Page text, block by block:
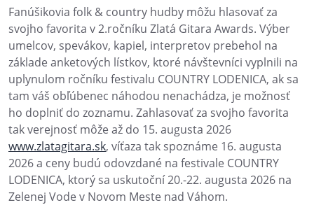
Fanúšikovia folk & country hudby môžu hlasovať za
svojho favorita v 2.ročníku Zlatá Gitara Awards. Výber
umelcov, spevákov, kapiel, interpretov prebehol na
základe anketových lístkov, ktoré návštevníci vyplnili na
uplynulom ročníku festivalu COUNTRY LODENICA, ak sa
tam váš obľúbenec náhodou nenachádza, je možnosť
ho doplniť do zoznamu. Zahlasovať za svojho favorita
tak verejnosť môže až do 15. augusta 2026
www.zlatagitara.sk, víťaza tak spoznáme 16. augusta
2026 a ceny budú odovzdané na festivale COUNTRY
LODENICA, ktorý sa uskutoční 20.-22. augusta 2026 na
Zelenej Vode v Novom Meste nad Váhom.